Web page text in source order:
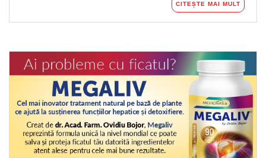
CITEȘTE MAI MULT